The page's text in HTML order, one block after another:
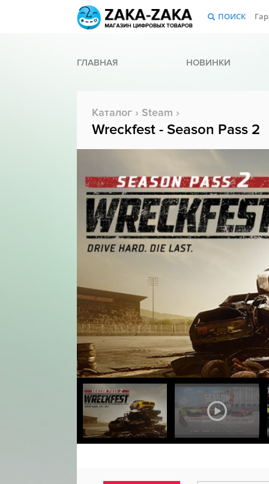
ПОИСК
ГЛАВНАЯ НОВИНКИ
Каталог › Steam ›
Wreckfest - Season Pass 2